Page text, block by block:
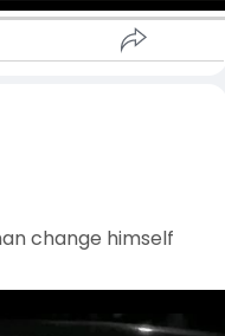
change himself